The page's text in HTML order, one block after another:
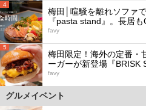
4
梅田│喧騒を離れソファ
『pasta stand』。長居
favy
5
梅田限定！海外の定番・
ーガーが新登場『BRISK
favy
グルメイベント